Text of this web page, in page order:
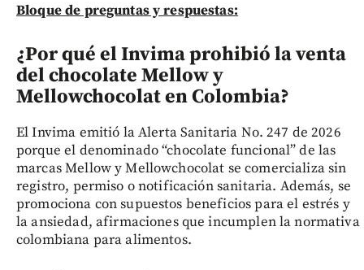
Bloque de preguntas y respuestas:
¿Por qué el Invima prohibió la venta
del chocolate Mellow y
Mellowchocolat en Colombia?
El Invima emitió la Alerta Sanitaria No. 247 de 2026
porque el denominado “chocolate funcional” de las
marcas Mellow y Mellowchocolat se comercializa sin
registro, permiso o notificación sanitaria. Además, se
promociona con supuestos beneficios para el estrés y
la ansiedad, afirmaciones que incumplen la normativa
colombiana para alimentos.